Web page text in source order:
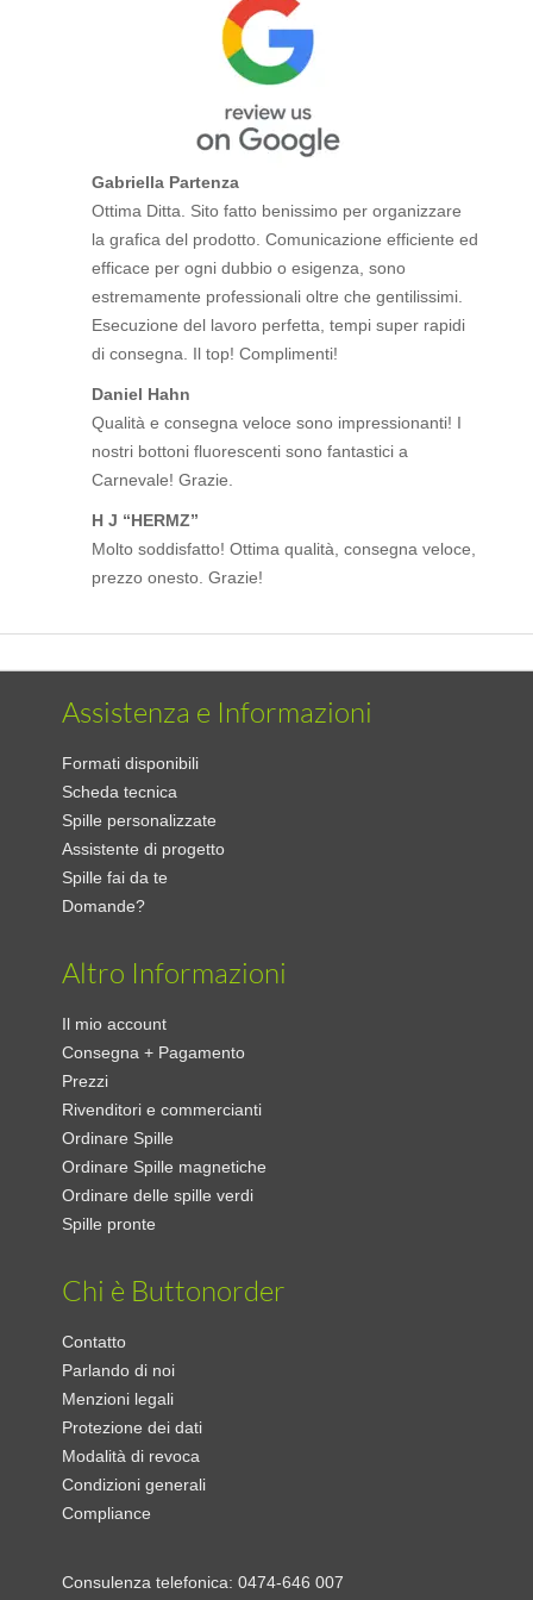
Gabriella Partenza
Ottima Ditta. Sito fatto benissimo per organizzare
la grafica del prodotto. Comunicazione efficiente ed
efficace per ogni dubbio o esigenza, sono
estremamente professionali oltre che gentilissimi.
Esecuzione del lavoro perfetta, tempi super rapidi
di consegna. Il top! Complimenti!
Daniel Hahn
Qualità e consegna veloce sono impressionanti! I
nostri bottoni fluorescenti sono fantastici a
Carnevale! Grazie.
H J “HERMZ”
Molto soddisfatto! Ottima qualità, consegna veloce,
prezzo onesto. Grazie!
Assistenza e Informazioni
Formati disponibili
Scheda tecnica
Spille personalizzate
Assistente di progetto
Spille fai da te
Domande?
Altro Informazioni
Il mio account
Consegna + Pagamento
Prezzi
Rivenditori e commercianti
Ordinare Spille
Ordinare Spille magnetiche
Ordinare delle spille verdi
Spille pronte
Chi è Buttonorder
Contatto
Parlando di noi
Menzioni legali
Protezione dei dati
Modalità di revoca
Condizioni generali
Compliance
Consulenza telefonica:0474-646 007